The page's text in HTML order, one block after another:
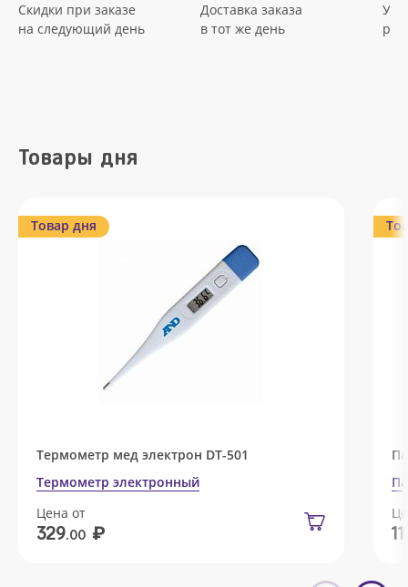
Скидки при заказе
на следующий день
Доставка заказа
в тот же день
Товары дня
Товар дня
Термометр мед электрон DT-501
Термометр электронный
Цена от
329.00 ₽ 11